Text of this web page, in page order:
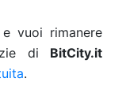
vuoi rimanere
di BitCity.it
.